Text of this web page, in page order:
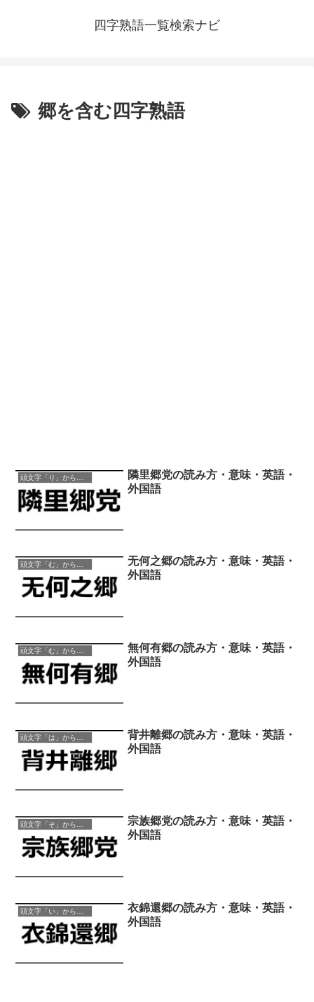
四字熟語一覧検索ナビ
郷を含む四字熟語
隣里郷党の読み方・意味・英語・
外国語
无何之郷の読み方・意味・英語・
外国語
頭文字「む」から始まる四字熟語
無何有郷の読み方・意味・英語・
外国語
背井離郷の読み方・意味・英語・
外国語
宗族郷党の読み方・意味・英語・
外国語
衣錦還郷の読み方・意味・英語・
外国語